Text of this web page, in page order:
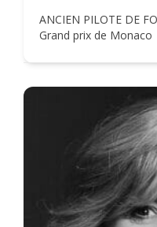
ANCIEN PILOTE DE
Grand prix de Monaco